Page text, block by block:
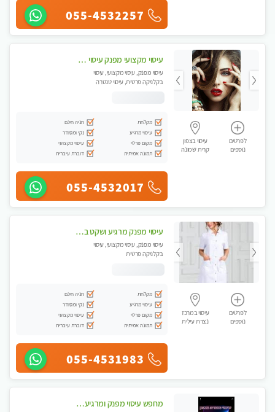
055-4532257
לפרטים
נוספים
עיסוי בצפון
קרית שמונה
עיסוי מקצועי מפנק עיסוי עם אבנים חמות. מעסה עם תעודות. טיפול מרגיע ומפנק באווירה נעימה ושקטה
עיסוי מפנק, עיסוי מקצועי, עיסוי
בקלניקה פרטית, עיסוי טנטרה
מקלחת
חניה חינם
עיסוי מרגיע
נקי ומסודר
מקום פרטי
עיסוי מקצועי
תמונה אמיתית
דוברת עיברית
055-4532017
לפרטים
נוספים
עיסוי במרכז
נצרת עילית
עיסוי מפנק מרגיע ושקט במקום מדהים עיסוי מושקע מאוד לכל שרירי הגוף...מומלץ!! פרטי !!+ לזוגות
עיסוי מפנק, עיסוי מקצועי, עיסוי
בקלניקה פרטית
מקלחת
חניה חינם
עיסוי מרגיע
נקי ומסודר
מקום פרטי
עיסוי מקצועי
תמונה אמיתית
דוברת עיברית
055-4531983
מחפש עיסוי מפנק ומרגיע? בוא להכיר את הצוות המעסות החדשות שלנו. מקום מושלם !